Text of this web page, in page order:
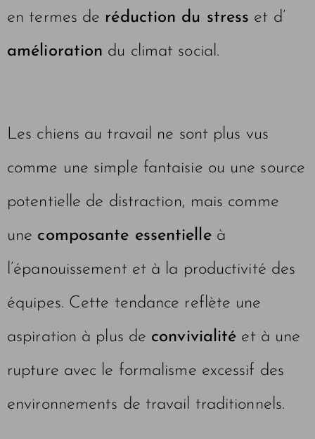
en termes de réduction du stress et d’
amélioration du climat social.
Les chiens au travail ne sont plus vus
comme une simple fantaisie ou une source
potentielle de distraction, mais comme
une composante essentielleà
l’épanouissement et à la productivité des
équipes. Cette tendance reflète une
aspiration à plus de convivialité et à une
rupture avec le formalisme excessif des
environnements de travail traditionnels.